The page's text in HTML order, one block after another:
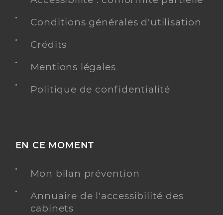
Conditions générales d'utilisation
Crédits
Mentions légales
Politique de confidentialité
EN CE MOMENT
Mon bilan prévention
Annuaire de l'accessibilité des
cabinets